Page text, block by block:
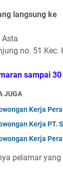
langsung ke
Asta
no. 51 Kec.
sampai
JUGA
Kerja
Kerja PT.
Kerja
pelamar